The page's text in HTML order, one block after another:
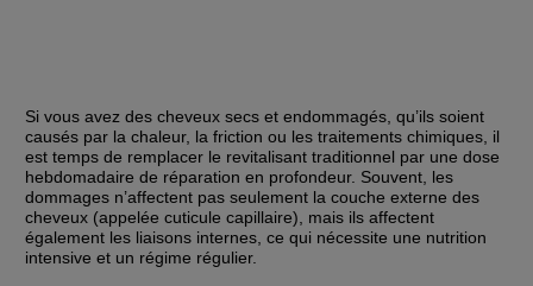
Si vous avez des cheveux secs et endommagés, qu’ils soient
causés par la chaleur, la friction ou les traitements chimiques, il
est temps de remplacer le revitalisant traditionnel par une dose
hebdomadaire de réparation en profondeur. Souvent, les
dommages n’affectent pas seulement la couche externe des
cheveux (appelée cuticule capillaire), mais ils affectent
également les liaisons internes, ce qui nécessite une nutrition
intensive et un régime régulier.